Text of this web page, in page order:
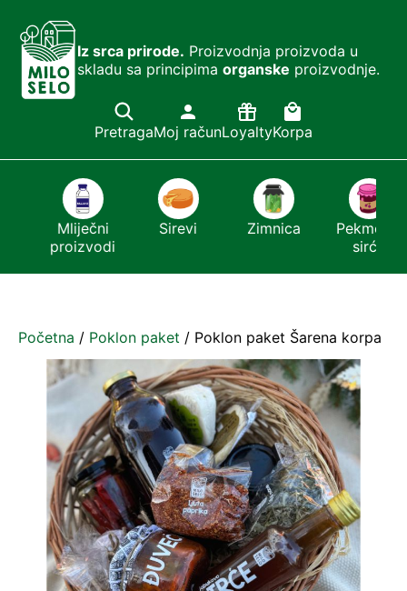
Iz srca prirode. Proizvodnja proizvoda u
skladu sa principima organske proizvodnje.
PretragaMoj računLoyaltyKorpa
Mliječni
proizvodi
Sirevi Zimnica
Pekmezi i
sirće
Početna / Poklon paket / Poklon paket Šarena korpa